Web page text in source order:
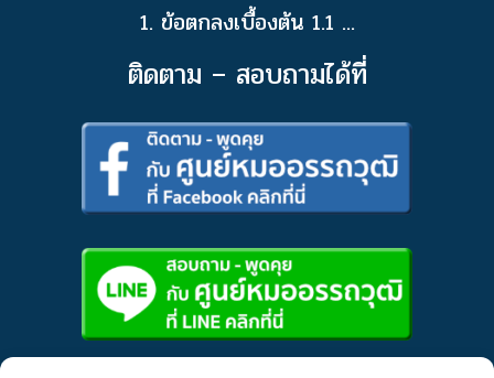
1. ข้อตกลงเบื้องต้น 1.1 ...
ติดตาม – สอบถามได้ที่